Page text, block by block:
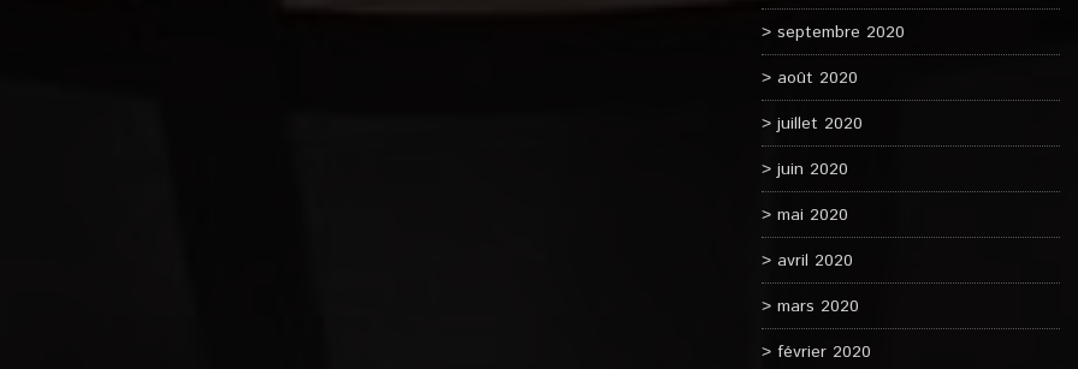
septembre 2020
août 2020
juillet 2020
juin 2020
mai 2020
avril 2020
mars 2020
février 2020